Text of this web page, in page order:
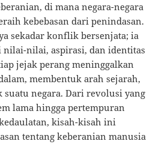
di mana negara-negara
kebebasan dari penindasan.
sekadar konflik bersenjata; ia
nilai-nilai, aspirasi, dan identitas
jejak perang meninggalkan
membentuk arah sejarah,
suatu negara. Dari revolusi yang
lama hingga pertempuran
kisah-kisah ini
tentang keberanian manusia